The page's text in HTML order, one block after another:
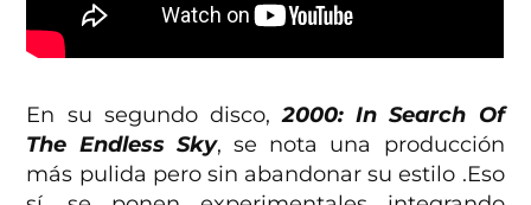
En su segundo disco,2000: In Search Of
The Endless Sky, se nota una producción
más pulida pero sin abandonar su estilo .Eso